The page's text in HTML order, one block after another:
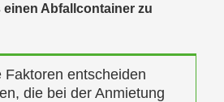
einen Abfallcontainer zu
Faktoren entscheiden
die bei der Anmietung